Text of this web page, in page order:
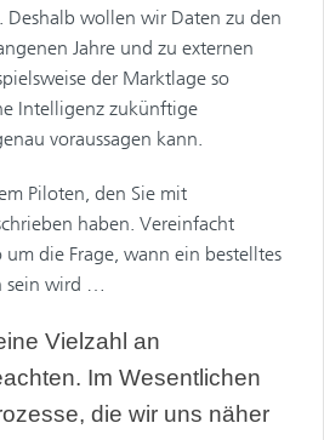
Deshalb wollen wir Daten zu den
Jahre und zu externen
der Marktlage so
Intelligenz zukünftige
voraussagen kann.
Piloten, den Sie mit
haben. Vereinfacht
die Frage, wann ein bestelltes
sein wird …
Vielzahl an
Im Wesentlichen
die wir uns näher